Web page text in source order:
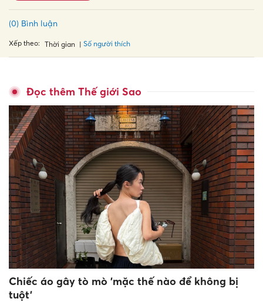
(0) Bình luận
Xếp theo: Thời gian Số người thích
Đọc thêm Thế giới Sao
Chiếc áo gây tò mò 'mặc thế nào để không bị
tuột'